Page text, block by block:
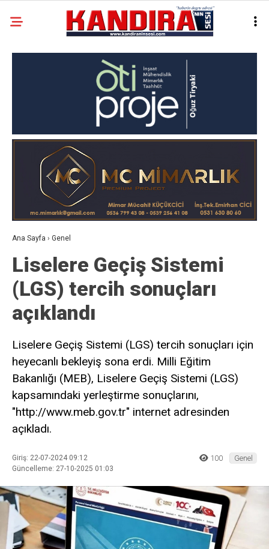
Ana Sayfa › Genel
Liselere Geçiş Sistemi
(LGS) tercih sonuçları
açıklandı
Liselere Geçiş Sistemi (LGS) tercih sonuçları için
heyecanlı bekleyiş sona erdi. Milli Eğitim
Bakanlığı (MEB), Liselere Geçiş Sistemi (LGS)
kapsamındaki yerleştirme sonuçlarını,
"http://www.meb.gov.tr" internet adresinden
açıkladı.
Giriş: 22-07-2024 09:12
Güncelleme: 27-10-2025 01:03
100 Genel